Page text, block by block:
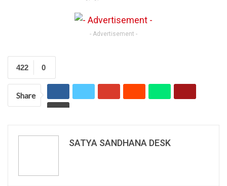
- Advertisement -
0
422
Share
SATYA SANDHANA DESK